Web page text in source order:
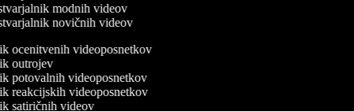
modnih videov
novičnih videov
ocenitvenih videoposnetkov
outrojev
potovalnih videoposnetkov
reakcijskih videoposnetkov
satiričnih videov